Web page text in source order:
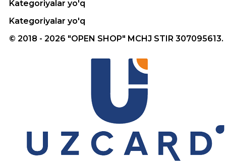
Kategoriyalar yo'q
Kategoriyalar yo'q
© 2018 - 2026 "OPEN SHOP" MCHJ STIR 307095613.